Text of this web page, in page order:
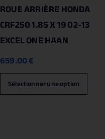
ROUE ARRIÈRE HONDA
CRF250 1.85 X 19 02-13
EXCEL ONE HAAN
659.00€
Sélectionner une option